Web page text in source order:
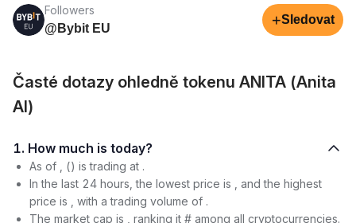
Followers
@Bybit EU
+Sledovat
Časté dotazy ohledně tokenu ANITA (Anita
AI)
1. How much is today?
As of , () is trading at .
In the last 24 hours, the lowest price is , and the highest
price is , with a trading volume of .
The market cap is , ranking it # among all cryptocurrencies.